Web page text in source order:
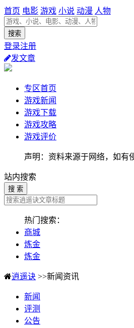
首页 电影 游戏 小说 动漫 人物
登录注册
发文章
专区首页
游戏新闻
游戏下载
游戏攻略
游戏评价
声明：资料来源于网络，如有
站内搜索
搜 索
热门搜索：
商城
炼金
炼金
逍遥诀 >>新闻资讯
新闻
评测
公告